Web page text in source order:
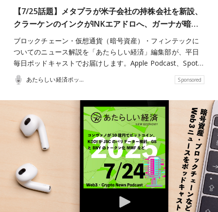
【7/25話題】メタプラが米子会社の持株会社を新設、
クラーケンのインクがINKエアドロへ、ガーナが暗…
ブロックチェーン・仮想通貨（暗号資産）・フィンテックに
ついてのニュース解説を「あたらしい経済」編集部が、平日
毎日ポッドキャストでお届けします。Apple Podcast、Spot…
あたらしい経済ポッドキャスト Sponsored